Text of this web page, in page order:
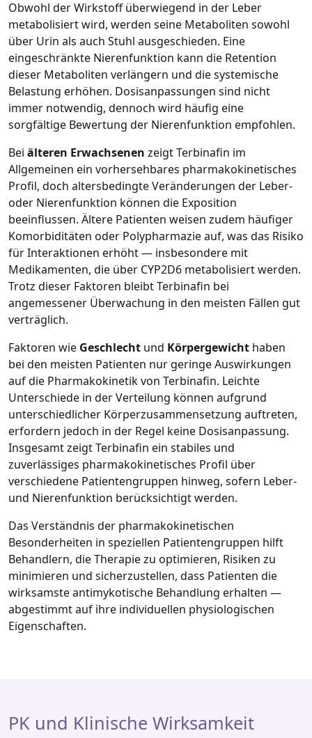
Obwohl der Wirkstoff überwiegend in der Leber
metabolisiert wird, werden seine Metaboliten sowohl
über Urin als auch Stuhl ausgeschieden. Eine
eingeschränkte Nierenfunktion kann die Retention
dieser Metaboliten verlängern und die systemische
Belastung erhöhen. Dosisanpassungen sind nicht
immer notwendig, dennoch wird häufig eine
sorgfältige Bewertung der Nierenfunktion empfohlen.
Bei älteren Erwachsenen zeigt Terbinafin im
Allgemeinen ein vorhersehbares pharmakokinetisches
Profil, doch altersbedingte Veränderungen der Leber‑
oder Nierenfunktion können die Exposition
beeinflussen. Ältere Patienten weisen zudem häufiger
Komorbiditäten oder Polypharmazie auf, was das Risiko
für Interaktionen erhöht — insbesondere mit
Medikamenten, die über CYP2D6 metabolisiert werden.
Trotz dieser Faktoren bleibt Terbinafin bei
angemessener Überwachung in den meisten Fällen gut
verträglich.
Faktoren wie Geschlecht und Körpergewicht haben
bei den meisten Patienten nur geringe Auswirkungen
auf die Pharmakokinetik von Terbinafin. Leichte
Unterschiede in der Verteilung können aufgrund
unterschiedlicher Körperzusammensetzung auftreten,
erfordern jedoch in der Regel keine Dosisanpassung.
Insgesamt zeigt Terbinafin ein stabiles und
zuverlässiges pharmakokinetisches Profil über
verschiedene Patientengruppen hinweg, sofern Leber‑
und Nierenfunktion berücksichtigt werden.
Das Verständnis der pharmakokinetischen
Besonderheiten in speziellen Patientengruppen hilft
Behandlern, die Therapie zu optimieren, Risiken zu
minimieren und sicherzustellen, dass Patienten die
wirksamste antimykotische Behandlung erhalten —
abgestimmt auf ihre individuellen physiologischen
Eigenschaften.
PK und Klinische Wirksamkeit